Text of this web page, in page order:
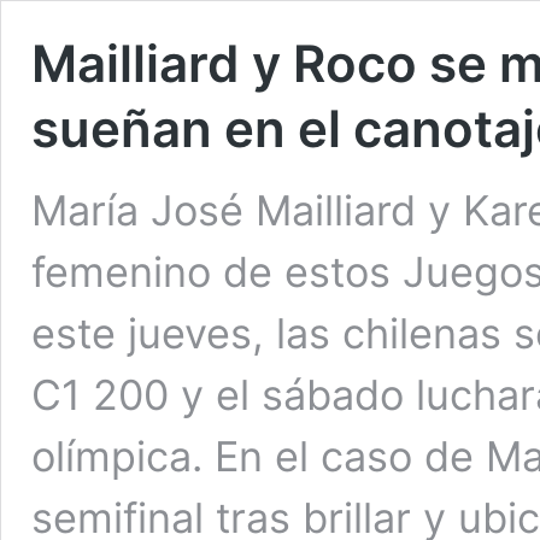
Mailliard y Roco se
sueñan en el
María José Mailliard y
femenino de estos
este jueves, las chilenas
C1 200 y el sábado
olímpica. En el caso de
semifinal tras brillar y